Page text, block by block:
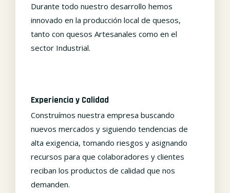
Durante todo nuestro desarrollo hemos
innovado en la producción local de quesos,
tanto con quesos Artesanales como en el
sector Industrial.
Experiencia y Calidad
Construímos nuestra empresa buscando
nuevos mercados y siguiendo tendencias de
alta exigencia, tomando riesgos y asignando
recursos para que colaboradores y clientes
reciban los productos de calidad que nos
demanden.